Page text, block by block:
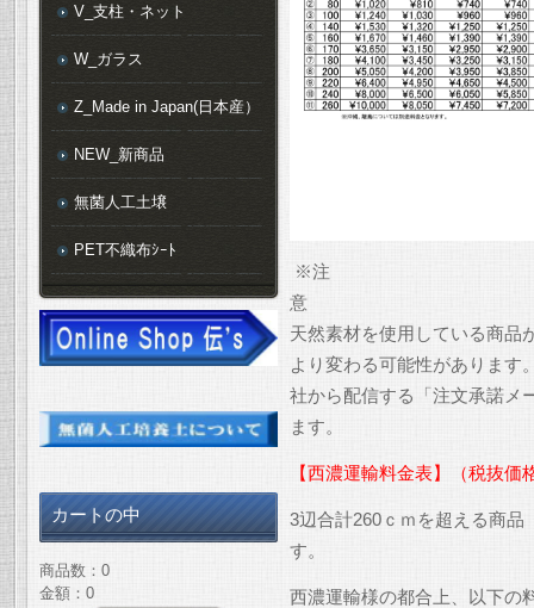
※注
天然素材を使用している商品
より変わる可能性があります
社から配信する「注文承諾メ
ます。
【西濃運輸料金表】（税抜価
3辺合計260ｃｍを超える商
す。
西濃運輸様の都合上、以下の
V_支柱・ネット
W_ガラス
Z_Made in Japan(日本産）
NEW_新商品
無菌人工土壌
PET不織布ｼｰﾄ
カートの中
商品数：0
金額：0